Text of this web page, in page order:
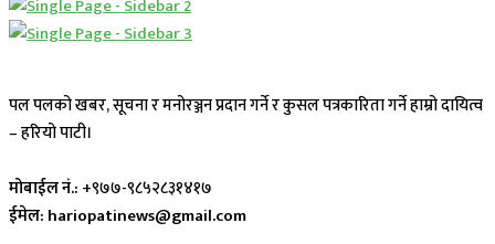
पल पलको खबर, सूचना र मनोरञ्जन प्रदान गर्ने र कुसल पत्रकारिता गर्ने हाम्रो दायित्व
– हरियो पाटी।
मोबाईल नं.: +९७७-९८५२८३१४१७
ईमेल: hariopatinews@gmail.com